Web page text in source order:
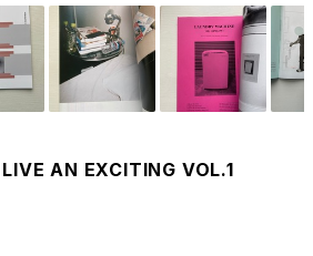
AN EXCITING VOL.1